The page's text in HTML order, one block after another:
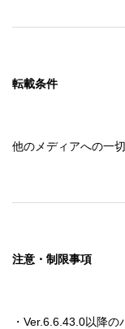
転載条件
他のメディアへの一
注意・制限事項
・Ver.6.6.43.0以降